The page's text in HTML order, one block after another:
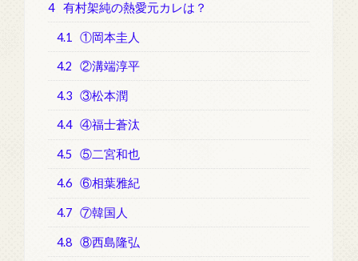
4 有村架純の熱愛元カレは？
4.1 ①岡本圭人
4.2 ②溝端淳平
4.3 ③松本潤
4.4 ④福士蒼汰
4.5 ⑤二宮和也
4.6 ⑥相葉雅紀
4.7 ⑦韓国人
4.8 ⑧西島隆弘